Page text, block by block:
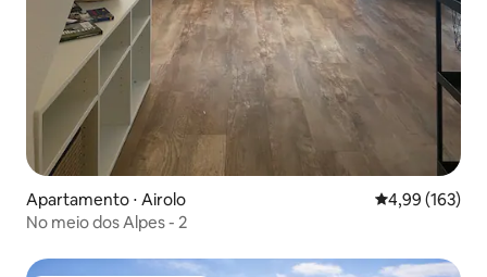
Apartamento ⋅ Airolo 4,99 de uma
4,99 (163)
No meio dos Alpes - 2